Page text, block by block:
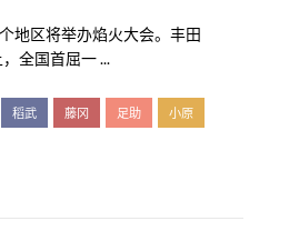
地区将举办焰火大会。丰田
全国首屈一 ...
稻武 藤冈 足助 小原